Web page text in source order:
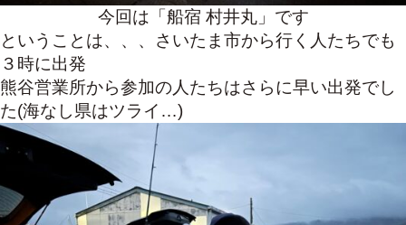
今回は「船宿 村井丸」です
ということは、、、さいたま市から行く人たちでも
３時に出発
熊谷営業所から参加の人たちはさらに早い出発でし
た(海なし県はツライ…)